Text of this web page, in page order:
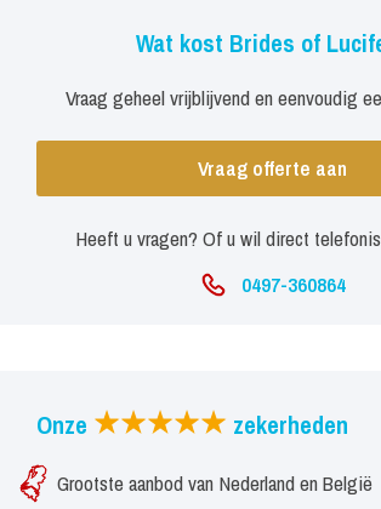
Wat kost Brides of
Vraag geheel vrijblijvend en eenvoudig
Vraag offerte aan
Heeft u vragen? Of u wil direct
0497-360864
Onze zekerheden
Grootste aanbod van Nederland en België